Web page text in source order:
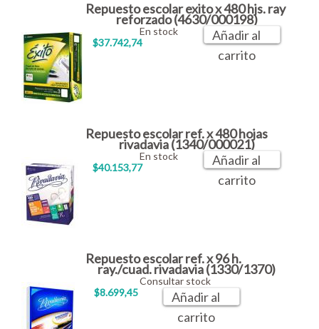
Repuesto escolar exito x 480 hjs. ray
reforzado (4630/000198)
$37.742,74
En stock
Añadir al
carrito
Repuesto escolar ref. x 480 hojas
rivadavia (1340/000021)
$40.153,77
En stock
Añadir al
carrito
Repuesto escolar ref. x 96 h.
ray./cuad. rivadavia (1330/1370)
$8.699,45
Consultar stock
Añadir al
carrito